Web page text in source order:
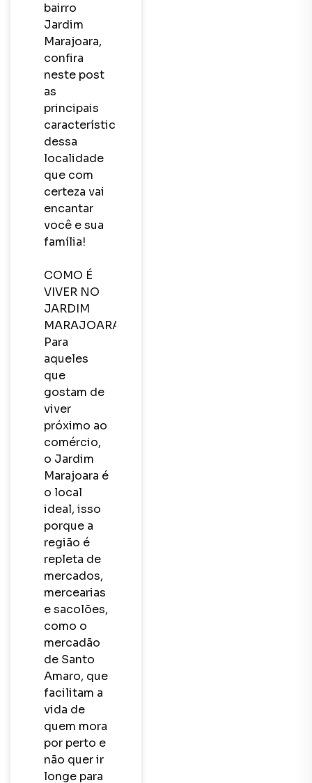
bairro
Jardim
Marajoara,
confira
neste post
as
principais
características
dessa
localidade
que com
certeza vai
encantar
você e sua
família!
COMO É
VIVER NO
JARDIM
MARAJOARA?
Para
aqueles
que
gostam de
viver
próximo ao
comércio,
o Jardim
Marajoara é
o local
ideal, isso
porque a
região é
repleta de
mercados,
mercearias
e sacolões,
como o
mercadão
de Santo
Amaro, que
facilitam a
vida de
quem mora
por perto e
não quer ir
longe para